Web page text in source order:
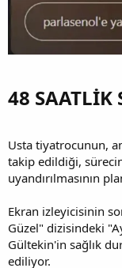
48 SAATLİK
Usta tiyatrocunun,
takip edildiği,
uyandırılmasının
Ekran izleyicisinin
Güzel" dizisindeki
Gültekin'in sağlık
ediliyor.